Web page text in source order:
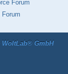
Forum
WoltLab® GmbH